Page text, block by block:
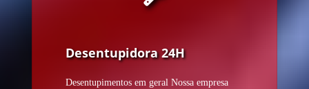
Desentupidora 24H
Desentupimentos em geral Nossa empresa